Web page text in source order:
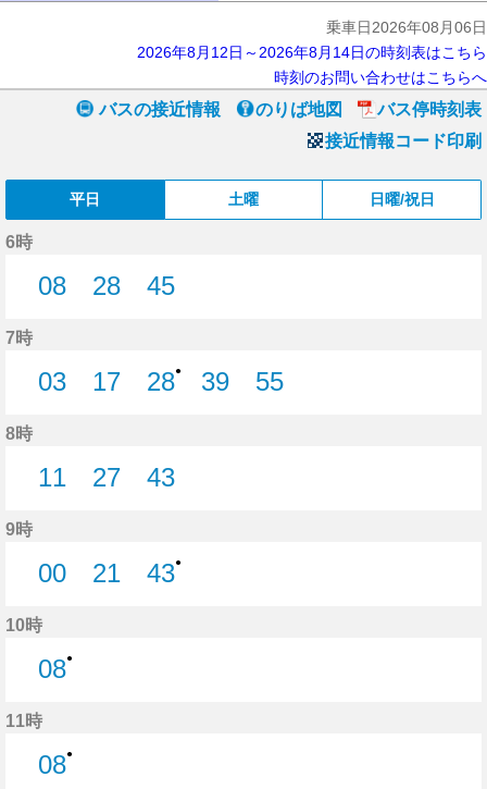
乗車日2026年08月06日
2026年8月12日～2026年8月14日の時刻表はこちら
時刻のお問い合わせはこちらへ
バスの接近情報 のりば地図
バス停時刻表
接近情報コード印刷
平日 土曜 日曜/祝日
6時
08
28
45
7時
03
17
28●
39
55
8時
11
27
43
9時
00
21
43●
10時
08●
11時
08●